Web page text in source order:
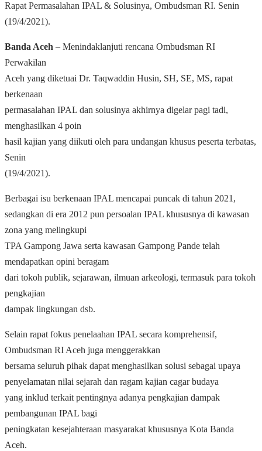
Rapat Permasalahan IPAL & Solusinya, Ombudsman RI. Senin
(19/4/2021).
Banda Aceh – Menindaklanjuti rencana Ombudsman RI
Perwakilan
Aceh yang diketuai Dr. Taqwaddin Husin, SH, SE, MS, rapat
berkenaan
permasalahan IPAL dan solusinya akhirnya digelar pagi tadi,
menghasilkan 4 poin
hasil kajian yang diikuti oleh para undangan khusus peserta terbatas,
Senin
(19/4/2021).
Berbagai isu berkenaan IPAL mencapai puncak di tahun 2021,
sedangkan di era 2012 pun persoalan IPAL khususnya di kawasan
zona yang melingkupi
TPA Gampong Jawa serta kawasan Gampong Pande telah
mendapatkan opini beragam
dari tokoh publik, sejarawan, ilmuan arkeologi, termasuk para tokoh
pengkajian
dampak lingkungan dsb.
Selain rapat fokus penelaahan IPAL secara komprehensif,
Ombudsman RI Aceh juga menggerakkan
bersama seluruh pihak dapat menghasilkan solusi sebagai upaya
penyelamatan nilai sejarah dan ragam kajian cagar budaya
yang inklud terkait pentingnya adanya pengkajian dampak
pembangunan IPAL bagi
peningkatan kesejahteraan masyarakat khususnya Kota Banda
Aceh.